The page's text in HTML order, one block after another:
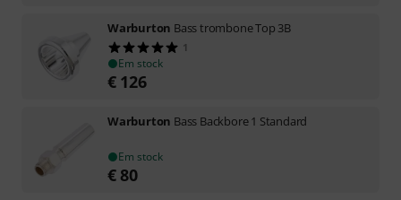
Warburton Bass trombone Top 3B
1
Em stock
€ 126
Warburton Bass Backbore 1 Standard
Em stock
€ 80